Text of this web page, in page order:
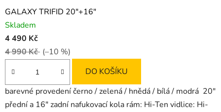
GALAXY TRIFID 20"+16"
Skladem
4 490 Kč
4 990 Kč (–10 %)
DO KOŠÍKU
barevné provedení černo / zelená / hnědá / bílá / modrá 20"
přední a 16" zadní nafukovací kola rám: Hi-Ten vidlice: Hi-